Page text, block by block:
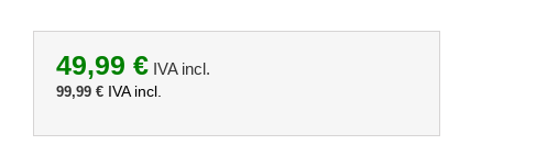
49,99 €IVA incl.
99,99 €IVA incl.